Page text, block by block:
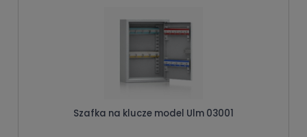
Szafka na klucze model Ulm 03001